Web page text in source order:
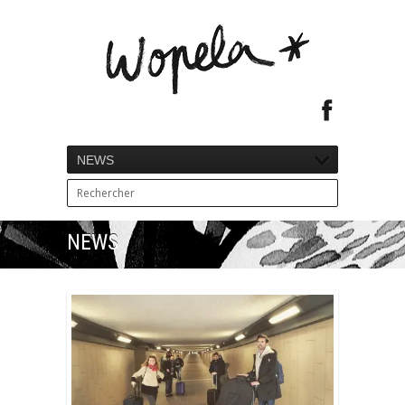
NEWS
NEWS